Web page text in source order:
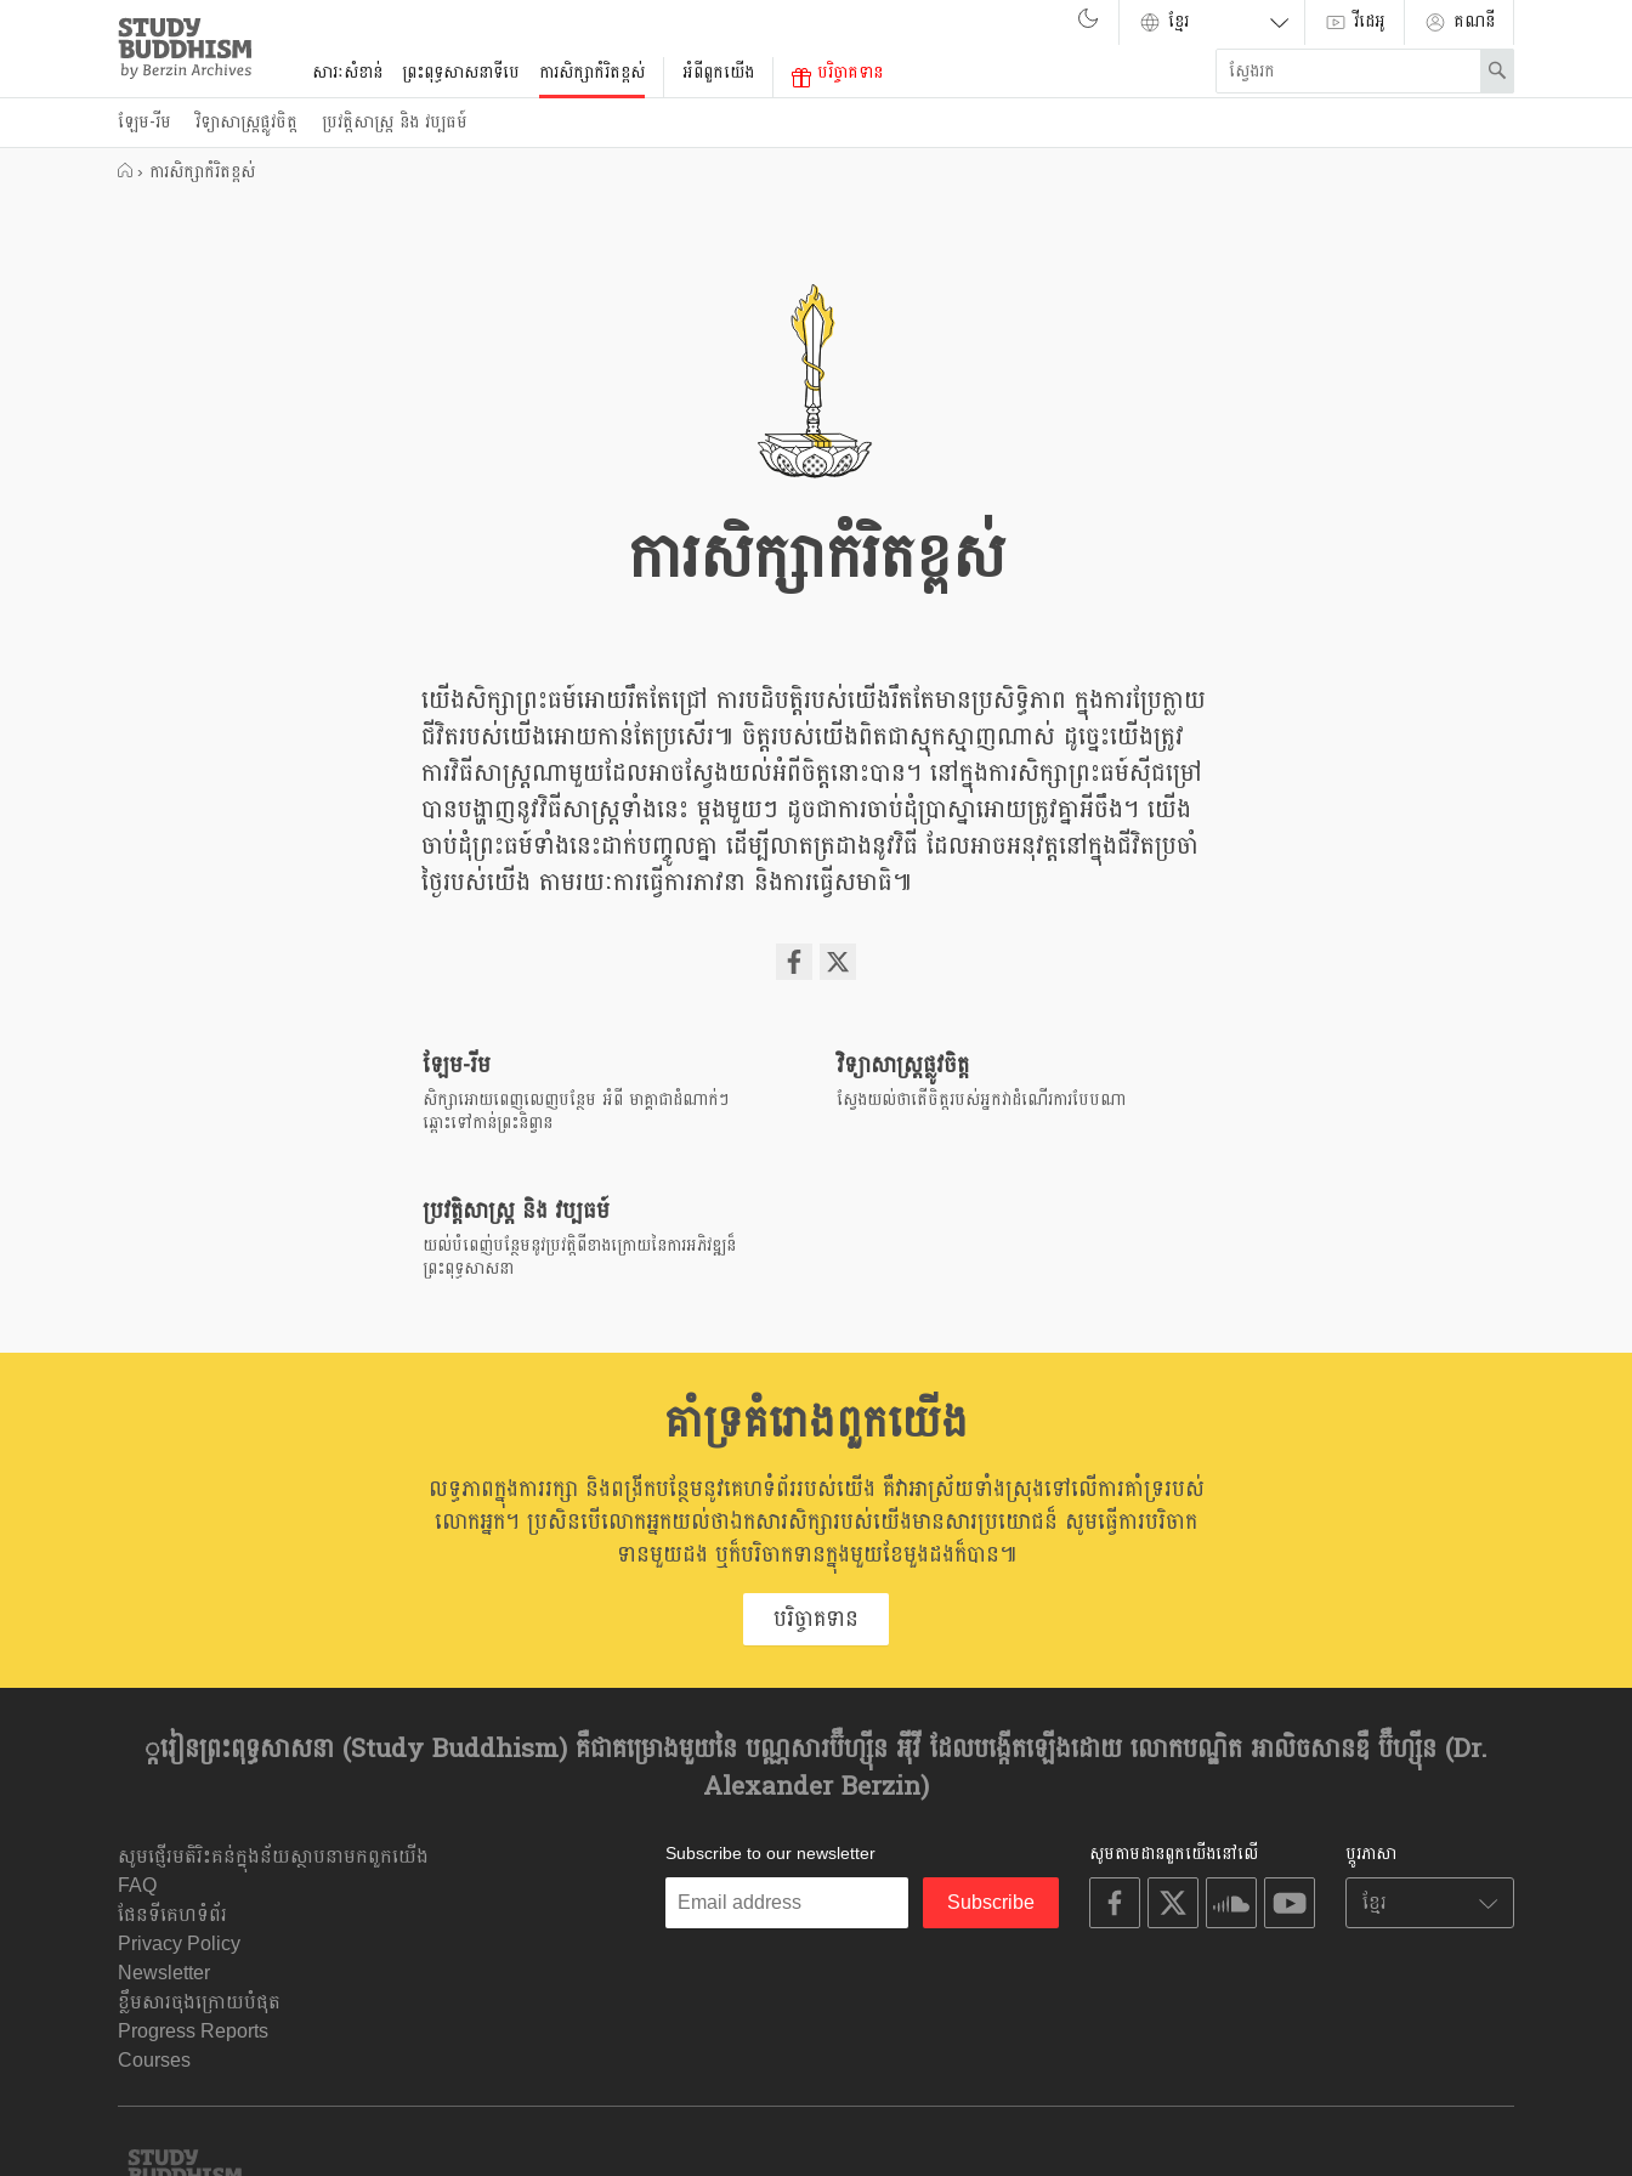
Study
Buddhism
Home
សារៈសំខាន់ ព្រះពុទ្ធសាសនាទីបេ
ការសិក្សាកំរិតខ្ពស់
ឡែម-រីម
វិទ្យាសាស្រ្តផ្លូវចិត្ត ប្រវត្តិសាស្រ្ត និង វប្បធម៍
អំពីពួកយើង បរិច្ចាគទាន
វីដេអូ
គណនី
Enter
search
term
Search
› ការសិក្សាកំរិតខ្ពស់
ការសិក្សាកំរិតខ្ពស់
យើងសិក្សាព្រះធម៍អោយរឹតតែជ្រៅ ការបដិបត្តិរបស់យើងរឹតតែមានប្រសិទ្ធិភាព ក្នុងការប្រែក្លាយ
ជីវិតរបស់យើងអោយកាន់តែប្រសើរ៕ ចិត្តរបស់យើងពិតជាស្មុកស្មាញណាស់ ដូច្នេះយើងត្រូវ
ការវិធីសាស្រ្តណាមួយដែលអាចស្វែងយល់អំពីចិត្តនោះបាន។ នៅក្នុងការសិក្សាព្រះធម៍សុីជម្រៅ
បានបង្ហាញនូវវិធីសាស្ត្រទាំងនេះ ម្តងមួយៗ ដូចជាការចាប់ដុំប្រាស្នាអោយត្រូវគ្នាអីចឹង។ យើង
ចាប់ដុំព្រះធម៍ទាំងនេះដាក់បញ្ចូលគ្នា ដើម្បីលាតត្រដាងនូវវិធី ដែលអាចអនុវត្តនៅក្នុងជីវិតប្រចាំ
ថ្ងៃរបស់យើង តាមរយៈការធ្វើការភាវនា និងការធ្វើសមាធិ៕
facebook
ឡែម-រីម
សិក្សាអោយពេញលេញបន្ថែម អំពី មាគ្គាជាដំណាក់ៗ
ឆ្ពោះទៅកាន់ព្រះនិព្វាន
វិទ្យាសាស្រ្តផ្លូវចិត្ត
ស្វែងយល់ថាតើចិត្តរបស់អ្នកវាដំណើរការបែបណា
ប្រវត្តិសាស្រ្ត និង វប្បធម៍
យល់បំពេញ់បន្ថែមនូវប្រវត្តិពីខាងក្រោយនៃការអភិវឌ្ឍន៏
ព្រះពុទ្ធសាសនា
គាំទ្រគំរោងពួកយើង
លទ្ធភាពក្នុងការរក្សា និងពង្រីកបន្ថែមនូវគេហទំព័ររបស់យើង គឺវាអាស្រ័យទាំងស្រុងទៅលើការគាំទ្ររបស់
លោកអ្នក។ ប្រសិនបើលោកអ្នកយល់ថាឯកសារសិក្សារបស់យើងមានសារប្រយោជន៏ សូមធ្វើការបរិចាក
ទានមួយដង ឬក៏បរិចាកទានក្នុងមួយខែមួងដងក៏បាន៕
បរិច្ចាគទាន
្ករៀនព្រះពុទ្ធសាសនា​ (Study Buddhism) គឺជាគម្រោងមួយនៃ បណ្ណសារប៊ឺហ្សុីន អុីវី ដែលបង្កើតឡើងដោយ លោកបណ្ឌិត អាលិចសានឌឺ ប៊ឺហ្សុីន (Dr.
Alexander Berzin)
សូមផ្ញើរមតិរិះគន់ក្នុងន័យស្ថាបនាមកពួកយើង
FAQ
ផែនទីគេហទំព័រ
Privacy Policy
Newsletter
ខ្លឹមសារចុងក្រោយបំផុត
Progress Reports
Courses
ប្តូរភាសា
សូមតាមដានពួកយើងនៅលើ
on
facebook
on on
soundcloud
on
youtube
Subscribe to our newsletter
Enter
Subscribe
Study